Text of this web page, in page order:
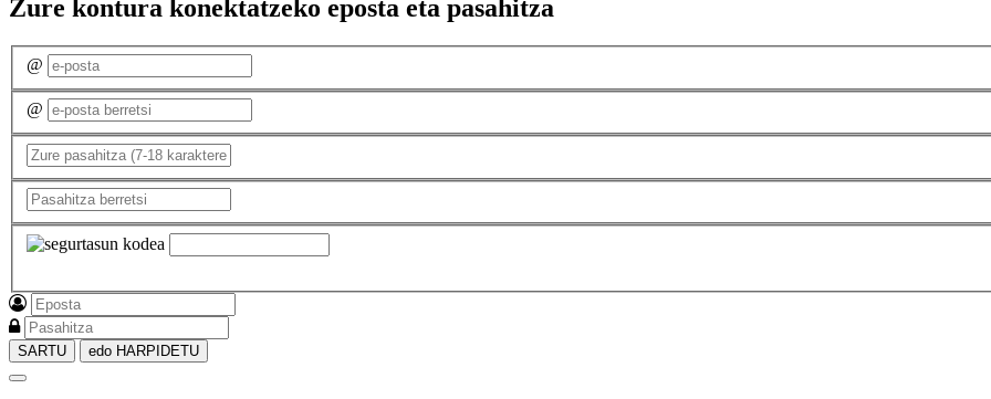
Zure kontura konektatzeko eposta eta pasahitza
@
@
SARTU edo HARPIDETU